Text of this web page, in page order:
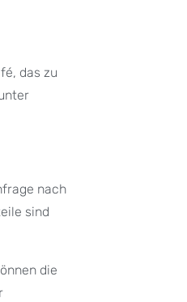
das zu
nach
sind
die